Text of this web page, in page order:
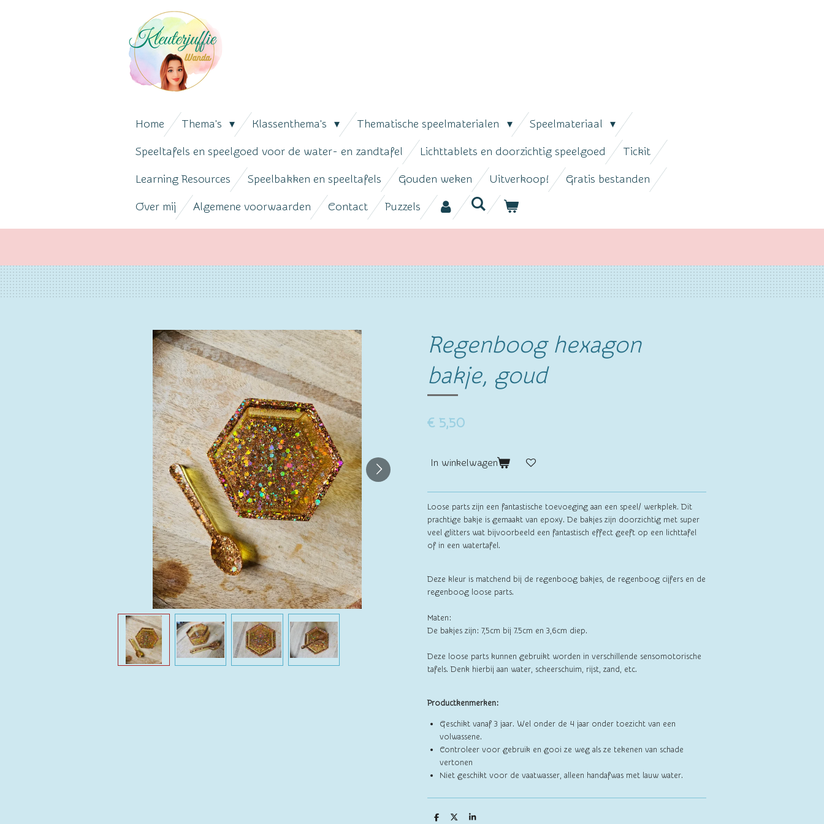
Home Thema's Klassenthema's Thematische speelmaterialen Speelmateriaal
Speeltafels en speelgoed voor de water- en zandtafel Lichttablets en doorzichtig speelgoed Tickit
Learning Resources Speelbakken en speeltafels Gouden weken Uitverkoop! Gratis bestanden
Over mij Algemene voorwaarden Contact Puzzels
Regenboog hexagon
bakje, goud
€ 5,50
In winkelwagen
Loose parts zijn een fantastische toevoeging aan een speel/ werkplek. Dit
prachtige bakje is gemaakt van epoxy. De bakjes zijn doorzichtig met super
veel glitters wat bijvoorbeeld een fantastisch effect geeft op een lichttafel
of in een watertafel.
Deze kleur is matchend bij de regenboog bakjes, de regenboog cijfers en de
regenboog loose parts.
Maten:
De bakjes zijn: 7,5cm bij 7.5cm en 3,6cm diep.
Deze loose parts kunnen gebruikt worden in verschillende sensomotorische
tafels. Denk hierbij aan water, scheerschuim, rijst, zand, etc.
Productkenmerken:
Geschikt vanaf 3 jaar. Wel onder de 4 jaar onder toezicht van een
volwassene.
Controleer voor gebruik en gooi ze weg als ze tekenen van schade
vertonen
Niet geschikt voor de vaatwasser, alleen handafwas met lauw water.
D D S